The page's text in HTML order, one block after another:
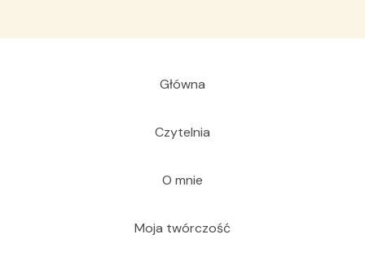
Główna
Czytelnia
O mnie
Moja twórczość